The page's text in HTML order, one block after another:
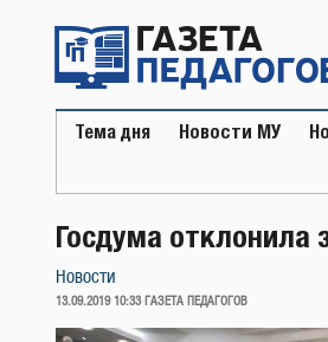
содержимому
Тема дня Новости МУ
Госдума отклонила
Новости
ОПУБЛИКОВАНО
13.09.2019 10:33 ГАЗЕТА ПЕДАГОГОВ